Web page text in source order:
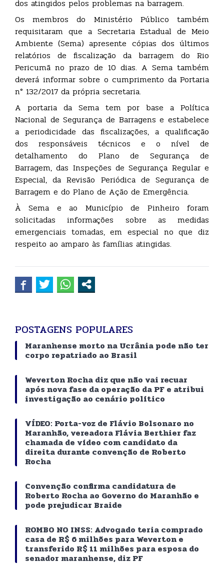
dos atingidos pelos problemas na barragem.
Os membros do Ministério Público também
requisitaram que a Secretaria Estadual de Meio
Ambiente (Sema) apresente cópias dos últimos
relatórios de fiscalização da barragem do Rio
Pericumã no prazo de 10 dias. A Sema também
deverá informar sobre o cumprimento da Portaria
n° 132/2017 da própria secretaria.
A portaria da Sema tem por base a Política
Nacional de Segurança de Barragens e estabelece
a periodicidade das fiscalizações, a qualificação
dos responsáveis técnicos e o nível de
detalhamento do Plano de Segurança de
Barragem, das Inspeções de Segurança Regular e
Especial, da Revisão Periódica de Segurança de
Barragem e do Plano de Ação de Emergência.
À Sema e ao Município de Pinheiro foram
solicitadas informações sobre as medidas
emergenciais tomadas, em especial no que diz
respeito ao amparo às famílias atingidas.
POSTAGENS POPULARES
Maranhense morto na Ucrânia pode não ter
corpo repatriado ao Brasil
Weverton Rocha diz que não vai recuar
após nova fase da operação da PF e atribui
investigação ao cenário político
VÍDEO: Porta-voz de Flávio Bolsonaro no
Maranhão, vereadora Flávia Berthier faz
chamada de vídeo com candidato da
direita durante convenção de Roberto
Rocha
Convenção confirma candidatura de
Roberto Rocha ao Governo do Maranhão e
pode prejudicar Braide
ROMBO NO INSS: Advogado teria comprado
casa de R$ 6 milhões para Weverton e
transferido R$ 11 milhões para esposa do
senador maranhense, diz PF